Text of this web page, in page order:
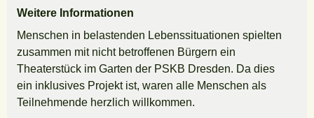
Weitere Informationen
Menschen in belastenden Lebenssituationen spielten
zusammen mit nicht betroffenen Bürgern ein
Theaterstück im Garten der PSKB Dresden. Da dies
ein inklusives Projekt ist, waren alle Menschen als
Teilnehmende herzlich willkommen.